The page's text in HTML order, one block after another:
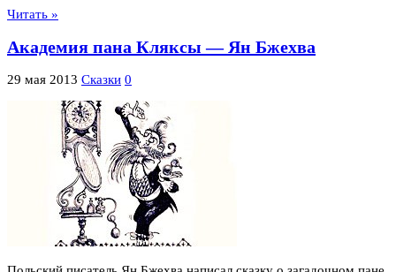
Читать »
Академия пана Кляксы — Ян Бжехва
29 мая 2013 Сказки 0